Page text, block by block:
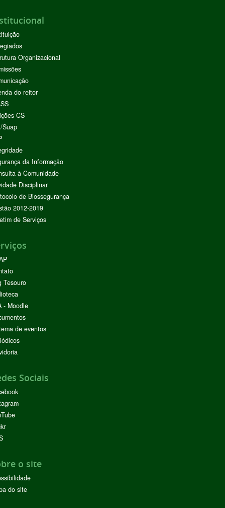
Organizacional
do reitor
CS
Suap
da Informação
à Comunidade
Disciplinar
de Biossegurança
2012-2019
de Serviços
Tesouro
- Moodle
de eventos
Sociais
o site
do site